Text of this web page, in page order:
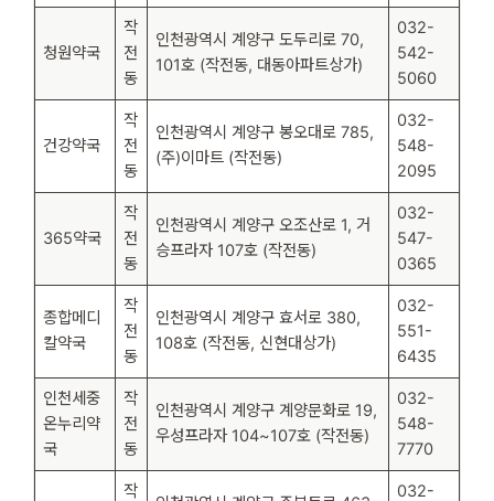
청원약국
작
전
동
인천광역시 계양구 도두리로 70,
101호 (작전동, 대동아파트상가)
032-
542-
5060
건강약국
작
전
동
인천광역시 계양구 봉오대로 785,
(주)이마트 (작전동)
032-
548-
2095
365약국
작
전
동
인천광역시 계양구 오조산로 1, 거
승프라자 107호 (작전동)
032-
547-
0365
종합메디
칼약국
작
전
동
인천광역시 계양구 효서로 380,
108호 (작전동, 신현대상가)
032-
551-
6435
인천세중
온누리약
국
작
전
동
인천광역시 계양구 계양문화로 19,
우성프라자 104~107호 (작전동)
032-
548-
7770
작 032-